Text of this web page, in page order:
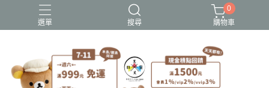
選單 搜尋
史努比歐拉夫 吉伊卡哇 憂傷馬戲團
拉拉熊
0
購物車